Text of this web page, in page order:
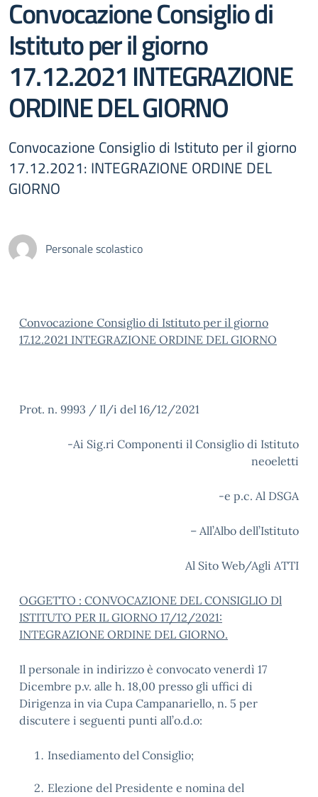
Convocazione Consiglio di
Istituto per il giorno
17.12.2021 INTEGRAZIONE
ORDINE DEL GIORNO
Convocazione Consiglio di Istituto per il giorno
17.12.2021: INTEGRAZIONE ORDINE DEL
GIORNO
Personale scolastico
Convocazione Consiglio di Istituto per il giorno
17.12.2021 INTEGRAZIONE ORDINE DEL GIORNO
Prot. n. 9993 / Il/i del 16/12/2021
-Ai Sig.ri Componenti il Consiglio di Istituto
neoeletti
-e p.c. Al DSGA
– All’Albo dell’Istituto
Al Sito Web/Agli ATTI
OGGETTO : CONVOCAZIONE DEL CONSIGLIO Dl
ISTITUTO PER IL GIORNO 17/12/2021:
INTEGRAZIONE ORDINE DEL GIORNO.
Il personale in indirizzo è convocato venerdì 17
Dicembre p.v. alle h. 18,00 presso gli uffici di
Dirigenza in via Cupa Campanariello, n. 5 per
discutere i seguenti punti all’o.d.o:
Insediamento del Consiglio;
Elezione del Presidente e nomina del